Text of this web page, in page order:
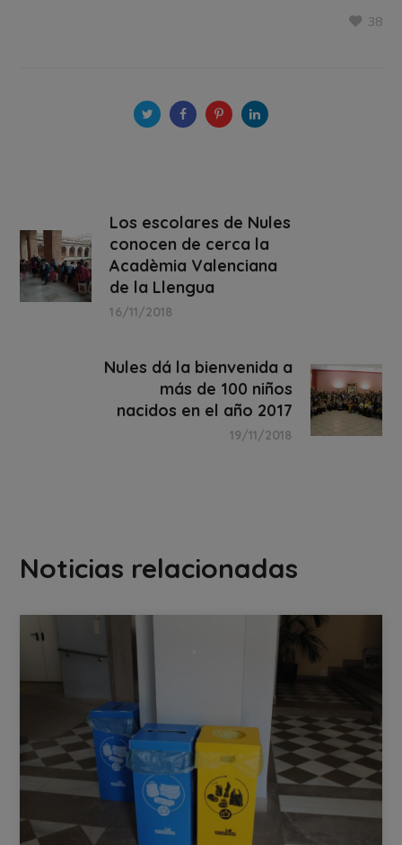
38
Los escolares de Nules
conocen de cerca la
Acadèmia Valenciana
de la Llengua
16/11/2018
Nules dá la bienvenida a
más de 100 niños
nacidos en el año 2017
19/11/2018
Noticias relacionadas